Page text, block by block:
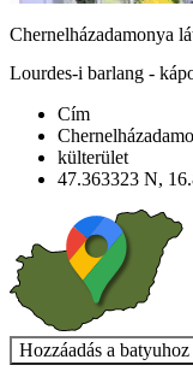
Chernelházadamonya
Lourdes-i barlang -
Cím
külterület
47.363323 N,